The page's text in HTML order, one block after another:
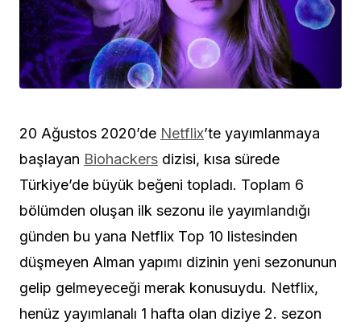
20 Ağustos 2020’de Netflix’te yayımlanmaya
başlayan Biohackers dizisi, kısa sürede
Türkiye’de büyük beğeni topladı. Toplam 6
bölümden oluşan ilk sezonu ile yayımlandığı
günden bu yana Netflix Top 10 listesinden
düşmeyen Alman yapımı dizinin yeni sezonunun
gelip gelmeyeceği merak konusuydu. Netflix,
henüz yayımlanalı 1 hafta olan diziye 2. sezon